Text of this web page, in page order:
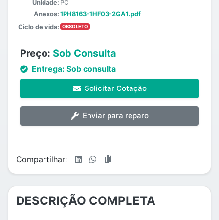
Unidade: PC
Anexos: 1PH8163-1HF03-2GA1.pdf
Ciclo de vida:
OBSOLETO
Preço: Sob Consulta
Entrega: Sob consulta
Solicitar Cotação
Enviar para reparo
Compartilhar:
DESCRIÇÃO COMPLETA